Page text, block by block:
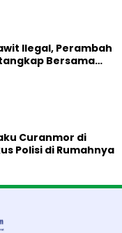
Ilegal, Perambah
Bersama
Curanmor di
Polisi di Rumahnya